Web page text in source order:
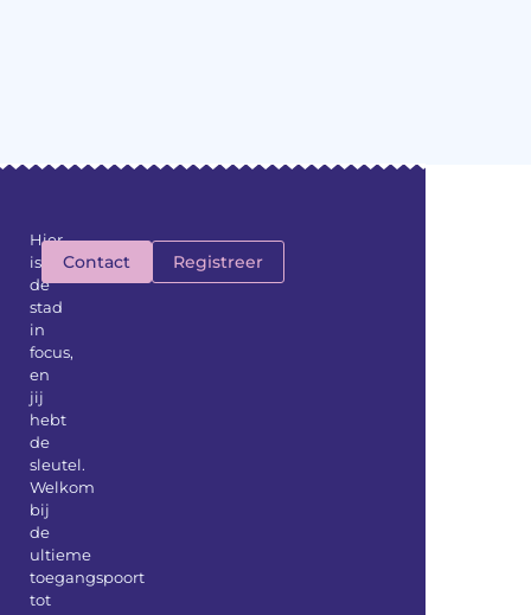
Hier
is
de
stad
in
focus,
en
jij
hebt
de
sleutel.
Welkom
bij
de
ultieme
toegangspoort
tot
Contact Registreer